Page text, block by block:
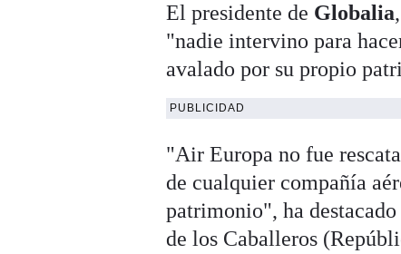
El presidente de Globalia
"nadie intervino para
avalado por su propio
PUBLICIDAD
"Air Europa no fue
de cualquier compañía
patrimonio", ha
de los Caballeros